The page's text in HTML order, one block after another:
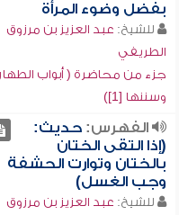
بفضل وضوء المرأة
للشيخ: عبد العزيز بن مرزوق
الطريفي
جزء من محاضرة ( أبواب
وسننها [1])
الفهرس:حديث:
(إذا التقى الختان
بالختان وتوارت الحشفة
وجب الغسل)
للشيخ: عبد العزيز بن مرزوق